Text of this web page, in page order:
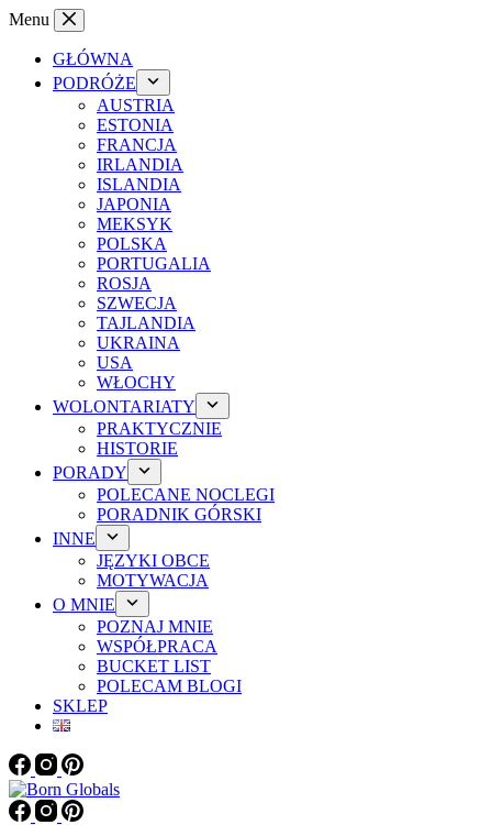
Przejdź
treści
Menu
GŁÓWNA
PODRÓŻE
AUSTRIA
ESTONIA
FRANCJA
IRLANDIA
ISLANDIA
JAPONIA
MEKSYK
POLSKA
PORTUGALIA
ROSJA
SZWECJA
TAJLANDIA
UKRAINA
USA
WŁOCHY
WOLONTARIATY
PRAKTYCZNIE
HISTORIE
PORADY
POLECANE NOCLEGI
PORADNIK GÓRSKI
INNE
JĘZYKI OBCE
MOTYWACJA
O MNIE
POZNAJ MNIE
WSPÓŁPRACA
BUCKET LIST
POLECAM BLOGI
SKLEP